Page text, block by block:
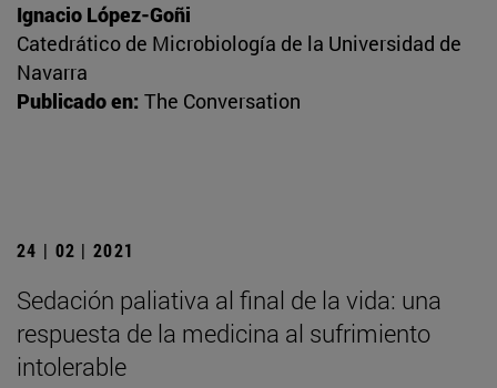
Ignacio López-Goñi
Catedrático de Microbiología de la Universidad de
Navarra
Publicado en: The Conversation
24 | 02 | 2021
Sedación paliativa al final de la vida: una
respuesta de la medicina al sufrimiento
intolerable